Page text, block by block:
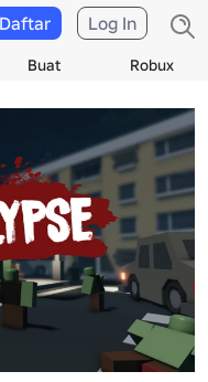
Buat Robux
Daftar Log In